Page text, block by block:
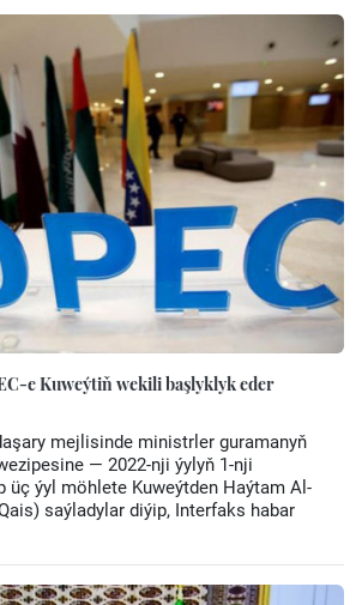
e Kuweýtiň wekili başlyklyk eder
mejlisinde ministrler guramanyň
— 2022-nji ýylyň 1-nji
üç ýyl möhlete Kuweýtden Haýtam Al-
saýladylar diýip, Interfaks habar